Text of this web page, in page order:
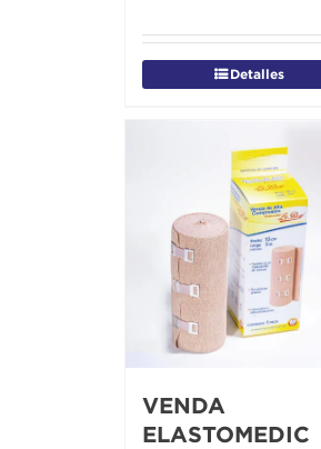
Detalles
VENDA
ELASTOMEDIC